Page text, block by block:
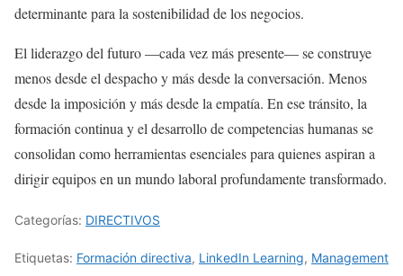
determinante para la sostenibilidad de los negocios.
El liderazgo del futuro —cada vez más presente— se construye
menos desde el despacho y más desde la conversación. Menos
desde la imposición y más desde la empatía. En ese tránsito, la
formación continua y el desarrollo de competencias humanas se
consolidan como herramientas esenciales para quienes aspiran a
dirigir equipos en un mundo laboral profundamente transformado.
Categorías: DIRECTIVOS
Etiquetas: Formación directiva, LinkedIn Learning, Management